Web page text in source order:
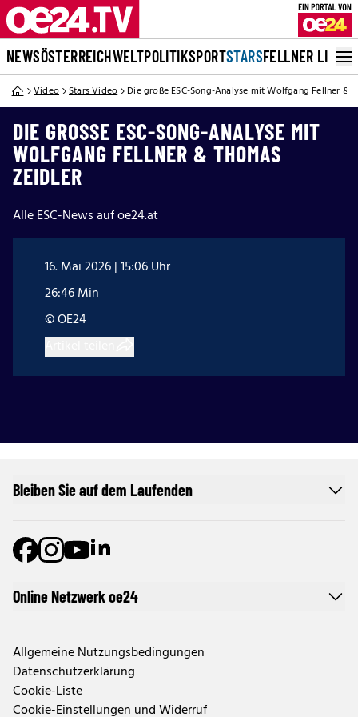
NEWSÖSTERREICHWELTPOLITIKSPORTSTARSFELLNER LIVE
Video Stars Video Die große ESC-Song-Analyse mit Wolfgang Fellner &
DIE GROSSE ESC-SONG-ANALYSE MIT W
OLFGANG FELLNER & THOMAS Z
EIDLER
Alle ESC-News auf oe24.at
16. Mai 2026 | 15:06 Uhr
26:46 Min
© OE24
Online Netzwerk oe24
Allgemeine Nutzungsbedingungen
Datenschutzerklärung
Cookie-Liste
Cookie-Einstellungen und Widerruf
Bleiben Sie auf dem Laufenden